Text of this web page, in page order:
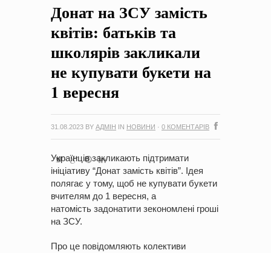
на період 2018 – 2020 роки Оголошення про збір ідей
проектів
Донат на ЗСУ замість
квітів: батьків та
школярів закликали
не купувати букети на
1 вересня
31.08.2023 BY АДМІН IN НОВИНИ · 0 КОМЕНТАРІВ
Українців закликають підтримати
ініціативу “Донат замість квітів”. Ідея
полягає у тому, щоб не купувати букети
вчителям до 1 вересня, а
натомість задонатити зекономлені гроші
на ЗСУ.
Про це повідомляють колективи